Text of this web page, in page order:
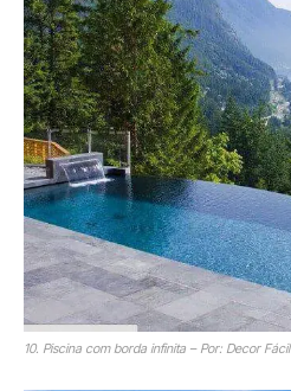
10. Piscina com borda infinita – Por: Decor Fácil